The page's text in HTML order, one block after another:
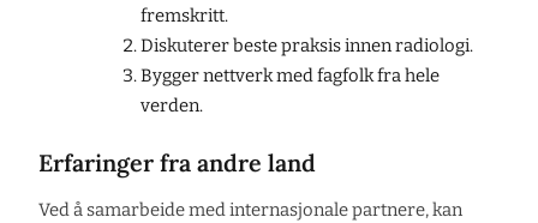
fremskritt.
Diskuterer beste praksis innen radiologi.
Bygger nettverk med fagfolk fra hele
verden.
Erfaringer fra andre land
Ved å samarbeide med internasjonale partnere, kan